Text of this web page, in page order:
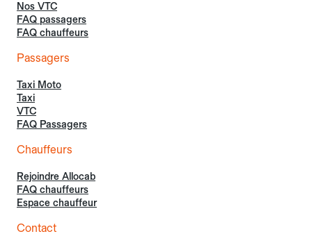
Nos VTC
FAQ passagers
FAQ chauffeurs
Passagers
Taxi Moto
Taxi
VTC
FAQ Passagers
Chauffeurs
Rejoindre Allocab
FAQ chauffeurs
Espace chauffeur
Contact